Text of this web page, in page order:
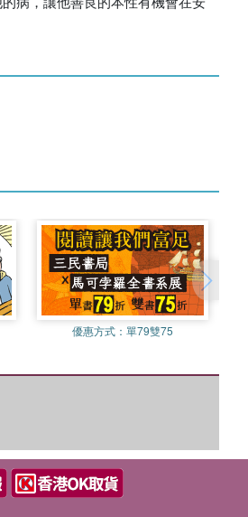
優惠方式：單79雙75